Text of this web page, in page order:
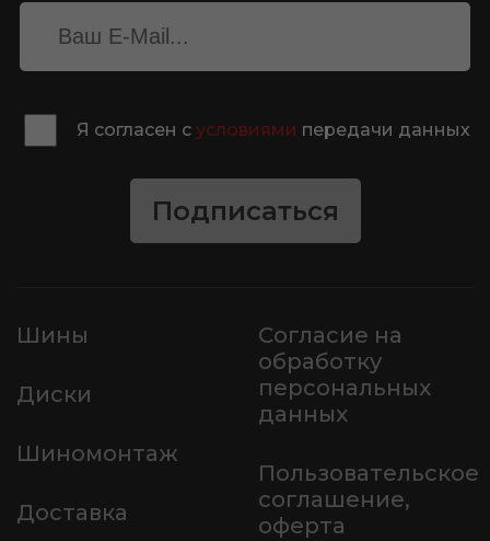
Я согласен с условиями передачи данных
Подписаться
Шины
Диски
Шиномонтаж
Доставка
Согласие на
обработку
персональных
данных
Пользовательское
соглашение,
оферта